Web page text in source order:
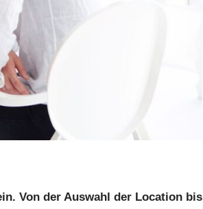
Von der Auswahl der Location bis